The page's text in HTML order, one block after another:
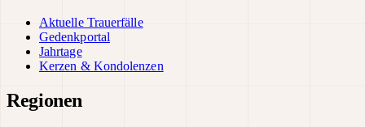
Aktuelle Trauerfälle
Gedenkportal
Jahrtage
Kerzen & Kondolenzen
Regionen